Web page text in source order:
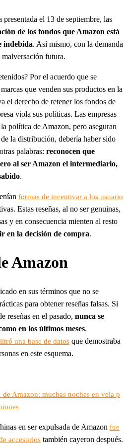
el 13 de septiembre, las
de los fondos que Amazon está
indebida. Así mismo, con la demanda
futura.
Por el acuerdo que se
que venden sus productos en la
el derecho de retener los fondos de
viola sus políticas. Las empresas
política de Amazon, pero aseguran
la distribución, debería haber sido
palabras: reconocen que
al ser Amazon el intermediario,
.
formas de incentivar a los usuario
Estas reseñas, al no ser genuinas,
y en consecuencia mienten al resto
en la decisión de compra.
Amazon
en sus términos que no se
para obtener reseñas falsas. Si
reseñas en el pasado, nunca se
en los últimos meses.
una base de datos que demostraba
en este esquema.
Amazon: muchas noches en vela p
en ser expulsada de Amazon fue
accesorios también cayeron después.